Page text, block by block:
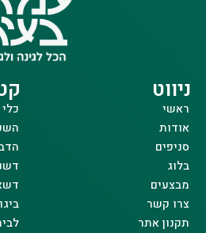
ניווט
ראשי
אודות
סניפים
בלוג
מבצעים
צרו קשר
תקנון אתר
כלי